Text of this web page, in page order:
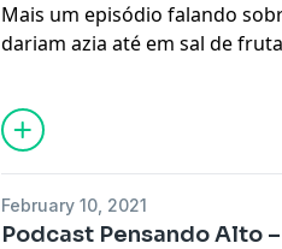
Mais um episódio falando
dariam azia até em sal de
Daniel… qual o nome dele
ServerDo.in, parceira da
NBW. […]
February 10, 2021
Podcast Pensando Alto